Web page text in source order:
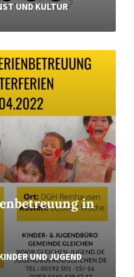
UND KULTUR
in
UND JUGEND